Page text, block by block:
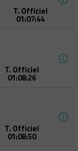
T. Officiel
01:07:44
T. Officiel
01:08:26
T. Officiel
01:08:50